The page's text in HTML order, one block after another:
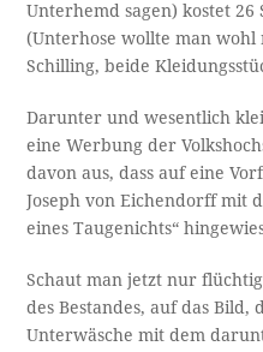
Unterhemd sagen) kostet 26
(Unterhose wollte man wohl
Schilling, beide
Darunter und wesentlich
eine Werbung der
davon aus, dass auf eine
Joseph von Eichendorff mit
eines Taugenichts“
Schaut man jetzt nur
des Bestandes, auf das
Unterwäsche mit dem